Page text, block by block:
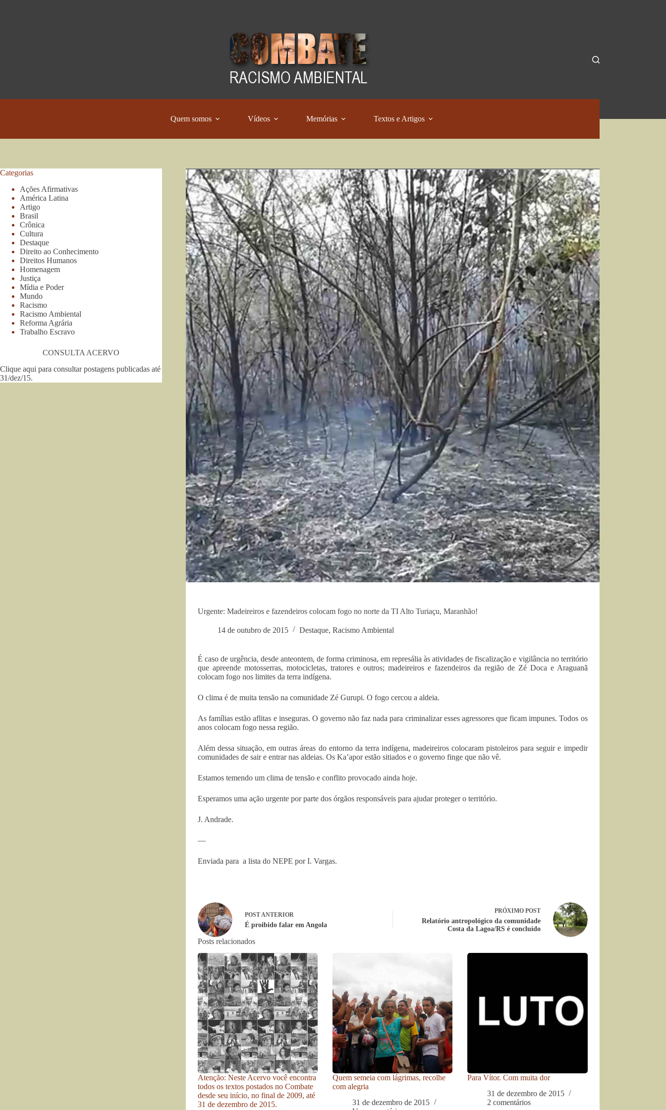
Quem somos Vídeos Memórias Textos e Artigos
Urgente: Madeireiros e fazendeiros colocam fogo no norte da TI Alto Turiaçu, Maranhão!
14 de outubro de 2015 Destaque, Racismo Ambiental
É caso de urgência, desde anteontem, de forma criminosa, em represália às atividades de fiscalização e vigilância no território
que apreende motosserras, motocicletas, tratores e outros; madeireiros e fazendeiros da região de Zé Doca e Araguanã
colocam fogo nos limites da terra indígena.
O clima é de muita tensão na comunidade Zé Gurupi. O fogo cercou a aldeia.
As famílias estão aflitas e inseguras. O governo não faz nada para criminalizar esses agressores que ficam impunes. Todos os
anos colocam fogo nessa região.
Além dessa situação, em outras áreas do entorno da terra indígena, madeireiros colocaram pistoleiros para seguir e impedir
comunidades de sair e entrar nas aldeias. Os Ka’apor estão sitiados e o governo finge que não vê.
Estamos temendo um clima de tensão e conflito provocado ainda hoje.
Esperamos uma ação urgente por parte dos órgãos responsáveis para ajudar proteger o território.
J. Andrade.
—
Enviada para a lista do NEPE por I. Vargas.
POSTANTERIOR
É proibido falar em Angola
PRÓXIMO POST
Relatório antropológico da comunidade
Costa da Lagoa/RS é concluído
Posts relacionados
Atenção: Neste Acervo você encontra
todos os textos postados no Combate
desde seu início, no final de 2009, até
31 de dezembro de 2015.
Quem semeia com lágrimas, recolhe
com alegria
31 de dezembro de 2015
Para Vítor. Com muita dor
31 de dezembro de 2015
2 comentários
Categorias
Ações Afirmativas
América Latina
Artigo
Brasil
Crônica
Cultura
Destaque
Direito ao Conhecimento
Direitos Humanos
Homenagem
Justiça
Mídia e Poder
Mundo
Racismo
Racismo Ambiental
Reforma Agrária
Trabalho Escravo
CONSULTA ACERVO
Clique aqui para consultar postagens publicadas até
31/dez/15.